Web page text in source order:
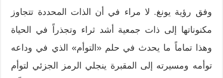
وفق رؤية يونغ. لا مراء في أن الذات المحددة تتجاوز
مكنوناتها إلى ذات جمعية أشد ثراء وتجذراً في الحياة
وهذا تماماً ما يحدث في حلم «التوأم» الذي في وداعه
توأمه ومسيرته إلى المقبرة ينجلي الرمز الجزئي لتوأم